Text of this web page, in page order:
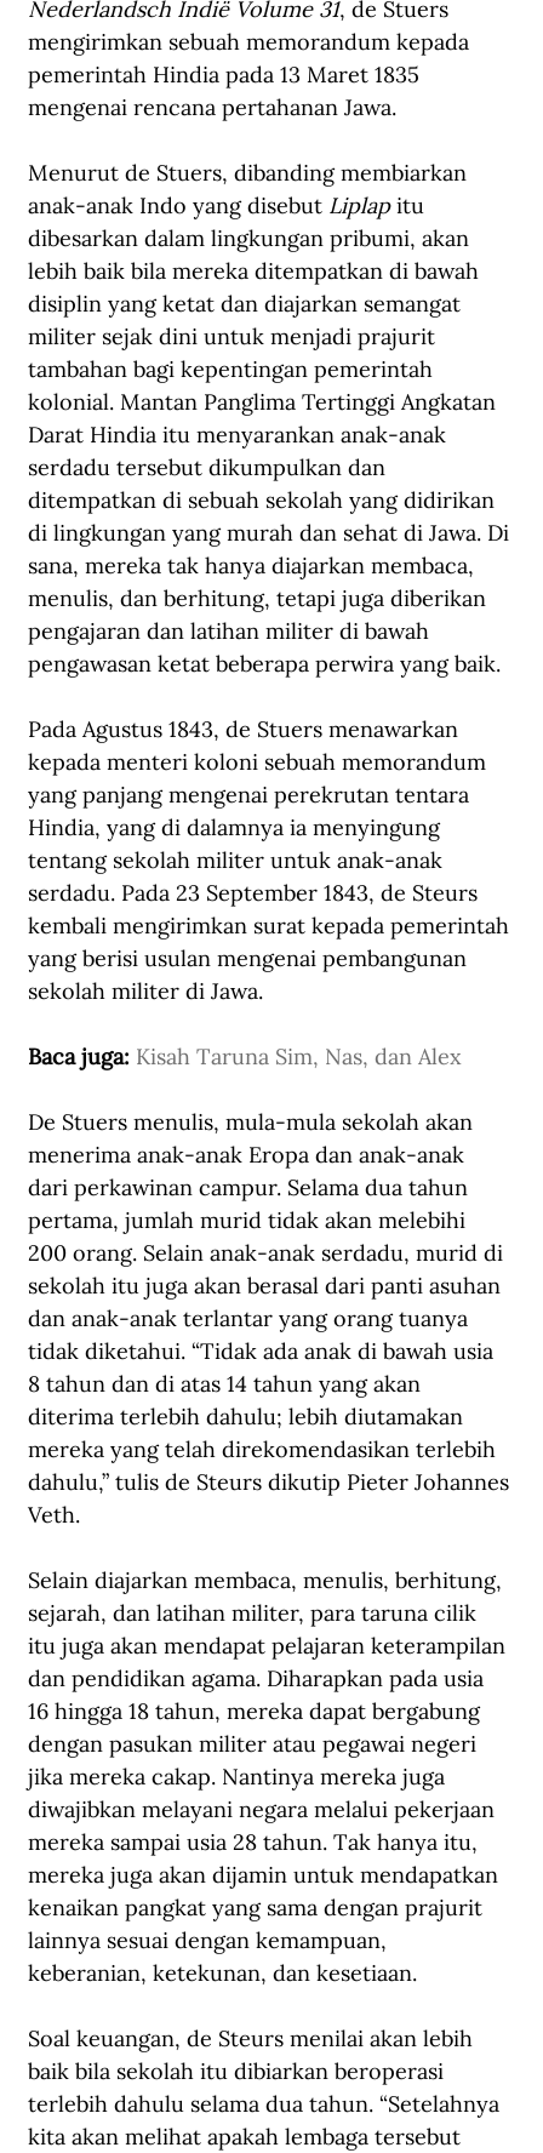
Nederlandsch Indië Volume 31, de Stuers
mengirimkan sebuah memorandum kepada
pemerintah Hindia pada 13 Maret 1835
mengenai rencana pertahanan Jawa.
Menurut de Stuers, dibanding membiarkan
anak-anak Indo yang disebut Liplap itu
dibesarkan dalam lingkungan pribumi, akan
lebih baik bila mereka ditempatkan di bawah
disiplin yang ketat dan diajarkan semangat
militer sejak dini untuk menjadi prajurit
tambahan bagi kepentingan pemerintah
kolonial. Mantan Panglima Tertinggi Angkatan
Darat Hindia itu menyarankan anak-anak
serdadu tersebut dikumpulkan dan
ditempatkan di sebuah sekolah yang didirikan
di lingkungan yang murah dan sehat di Jawa. Di
sana, mereka tak hanya diajarkan membaca,
menulis, dan berhitung, tetapi juga diberikan
pengajaran dan latihan militer di bawah
pengawasan ketat beberapa perwira yang baik.
Pada Agustus 1843, de Stuers menawarkan
kepada menteri koloni sebuah memorandum
yang panjang mengenai perekrutan tentara
Hindia, yang di dalamnya ia menyingung
tentang sekolah militer untuk anak-anak
serdadu. Pada 23 September 1843, de Steurs
kembali mengirimkan surat kepada pemerintah
yang berisi usulan mengenai pembangunan
sekolah militer di Jawa.
Baca juga: Kisah Taruna Sim, Nas, dan Alex
De Stuers menulis, mula-mula sekolah akan
menerima anak-anak Eropa dan anak-anak
dari perkawinan campur. Selama dua tahun
pertama, jumlah murid tidak akan melebihi
200 orang. Selain anak-anak serdadu, murid di
sekolah itu juga akan berasal dari panti asuhan
dan anak-anak terlantar yang orang tuanya
tidak diketahui. “Tidak ada anak di bawah usia
8 tahun dan di atas 14 tahun yang akan
diterima terlebih dahulu; lebih diutamakan
mereka yang telah direkomendasikan terlebih
dahulu,” tulis de Steurs dikutip Pieter Johannes
Veth.
Selain diajarkan membaca, menulis, berhitung,
sejarah, dan latihan militer, para taruna cilik
itu juga akan mendapat pelajaran keterampilan
dan pendidikan agama. Diharapkan pada usia
16 hingga 18 tahun, mereka dapat bergabung
dengan pasukan militer atau pegawai negeri
jika mereka cakap. Nantinya mereka juga
diwajibkan melayani negara melalui pekerjaan
mereka sampai usia 28 tahun. Tak hanya itu,
mereka juga akan dijamin untuk mendapatkan
kenaikan pangkat yang sama dengan prajurit
lainnya sesuai dengan kemampuan,
keberanian, ketekunan, dan kesetiaan.
Soal keuangan, de Steurs menilai akan lebih
baik bila sekolah itu dibiarkan beroperasi
terlebih dahulu selama dua tahun. “Setelahnya
kita akan melihat apakah lembaga tersebut